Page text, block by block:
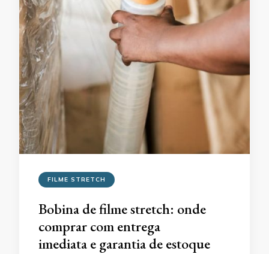
FILME STRETCH
Bobina de filme stretch: onde
comprar com entrega
imediata e garantia de estoque